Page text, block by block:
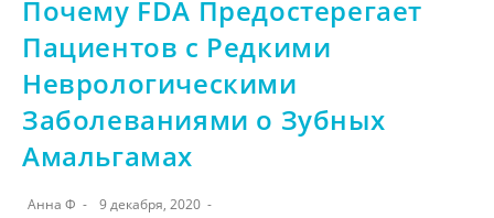
Почему FDA Предостерегает
Пациентов с Редкими
Неврологическими
Заболеваниями о Зубных
Амальгамах
Анна Ф
9 декабря, 2020